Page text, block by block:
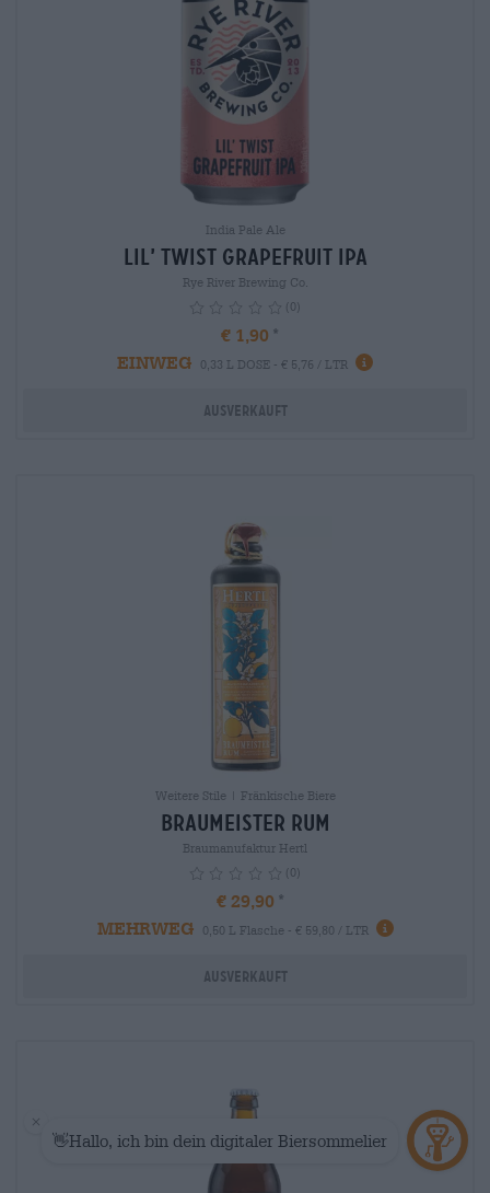
India Pale Ale
Lil’ Twist Grapefruit IPA
Rye River Brewing Co.
(0)
€ 1,90
EINWEG
0,33 L DOSE - € 5,76 / LTR info
Ausverkauft
Weitere Stile | Fränkische Biere
Braumeister Rum
Braumanufaktur Hertl
(0)
€ 29,90
MEHRWEG
0,50 L Flasche - € 59,80 / LTR info
Ausverkauft